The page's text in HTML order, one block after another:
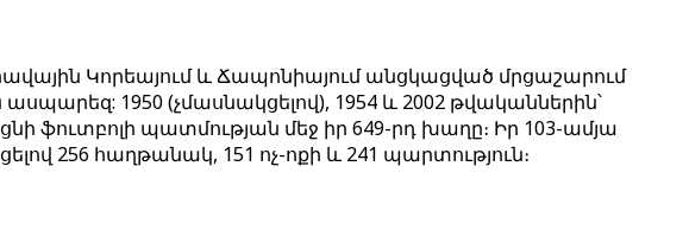
Կորեայում և Ճապոնիայում անցկացված մրցաշարում
1950 (չմասնակցելով), 1954 և 2002 թվականներին՝
ֆուտբոլի պատմության մեջ իր 649-րդ խաղը։ Իր 103-ամյա
256 հաղթանակ, 151 ոչ-ոքի և 241 պարտություն։